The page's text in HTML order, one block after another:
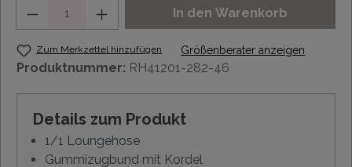
In den Warenkorb
Zum Merkzettel hinzufügen Größenberater anzeigen
Produktnummer: RH41201-282-46
Details zum Produkt
1/1 Loungehose
Gummizugbund mit Kordel